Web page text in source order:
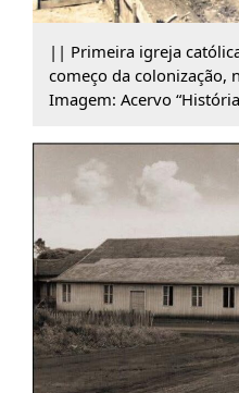
|| Primeira igreja
começo da colonização,
Imagem: Acervo